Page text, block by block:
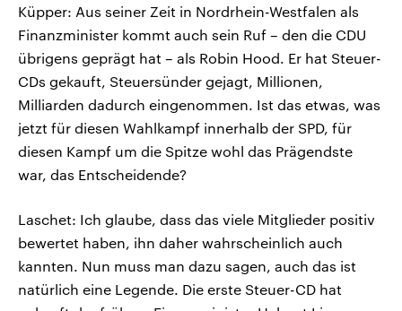
Küpper: Aus seiner Zeit in Nordrhein-Westfalen als
Finanzminister kommt auch sein Ruf – den die CDU
übrigens geprägt hat – als Robin Hood. Er hat Steuer-
CDs gekauft, Steuersünder gejagt, Millionen,
Milliarden dadurch eingenommen. Ist das etwas, was
jetzt für diesen Wahlkampf innerhalb der SPD, für
diesen Kampf um die Spitze wohl das Prägendste
war, das Entscheidende?
Laschet: Ich glaube, dass das viele Mitglieder positiv
bewertet haben, ihn daher wahrscheinlich auch
kannten. Nun muss man dazu sagen, auch das ist
natürlich eine Legende. Die erste Steuer-CD hat